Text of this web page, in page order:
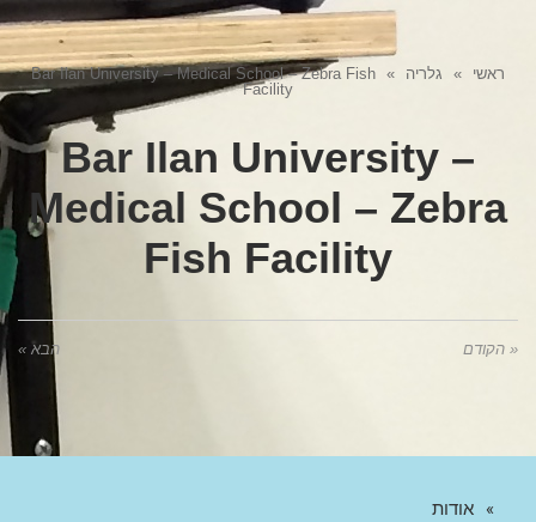
ראשי » גלריה »
Bar Ilan University – Medical School – Zebra Fish
Facility
Bar Ilan University –
Medical School – Zebra
Fish Facility
« הקודם הבא »
אודות